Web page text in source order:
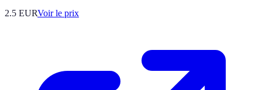
2.5 EURVoir le prix